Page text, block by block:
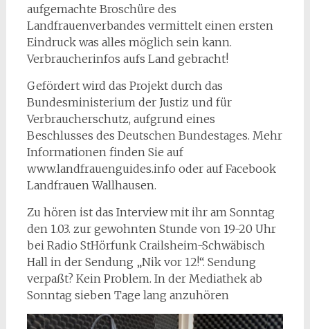
aufgemachte Broschüre des
Landfrauenverbandes vermittelt einen ersten
Eindruck was alles möglich sein kann.
Verbraucherinfos aufs Land gebracht!
Gefördert wird das Projekt durch das
Bundesministerium der Justiz und für
Verbraucherschutz, aufgrund eines
Beschlusses des Deutschen Bundestages. Mehr
Informationen finden Sie auf
www.landfrauenguides.info oder auf Facebook
Landfrauen Wallhausen.
Zu hören ist das Interview mit ihr am Sonntag
den 1.03. zur gewohnten Stunde von 19-20 Uhr
bei Radio StHörfunk Crailsheim-Schwäbisch
Hall in der Sendung „Nik vor 12!“. Sendung
verpaßt? Kein Problem. In der Mediathek ab
Sonntag sieben Tage lang anzuhören